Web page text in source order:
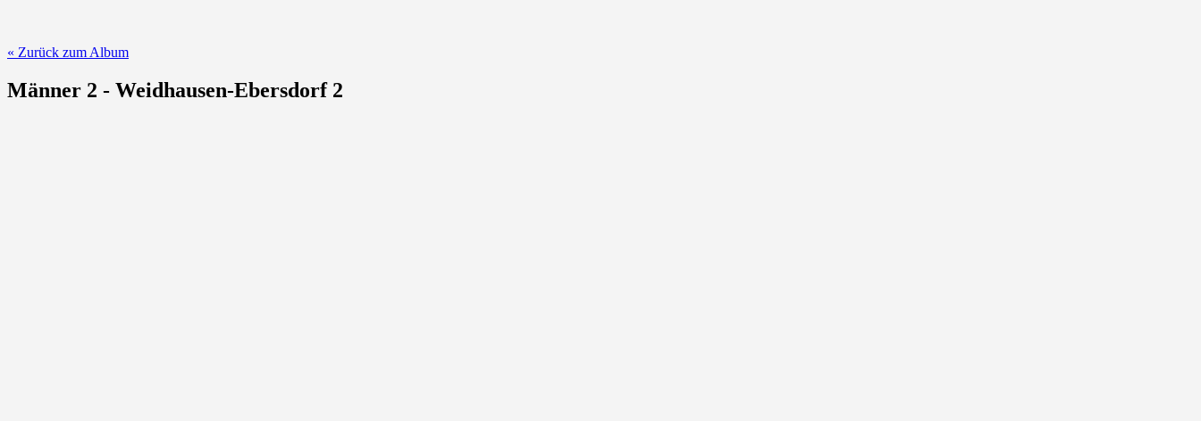
« Zurück zum Album
Männer 2 - Weidhausen-Ebersdorf 2